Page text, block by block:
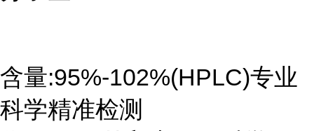
含量:95%-102%(HPLC)专业
科学精准检测